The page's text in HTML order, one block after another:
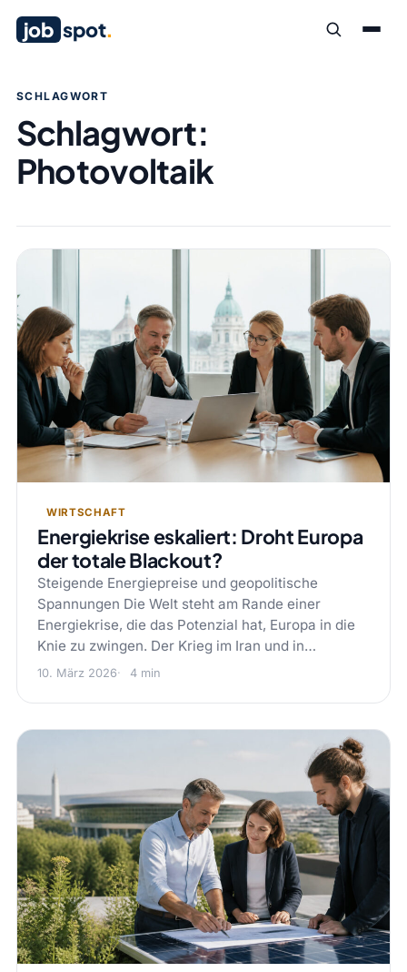
job spot.
SCHLAGWORT
Schlagwort:
Photovoltaik
WIRTSCHAFT
Energiekrise eskaliert: Droht Europa
der totale Blackout?
Steigende Energiepreise und geopolitische
Spannungen Die Welt steht am Rande einer
Energiekrise, die das Potenzial hat, Europa in die
Knie zu zwingen. Der Krieg im Iran und in…
10. März 2026 4 min